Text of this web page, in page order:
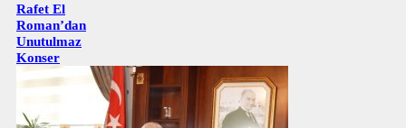
Rafet El
Roman’dan
Unutulmaz
Konser